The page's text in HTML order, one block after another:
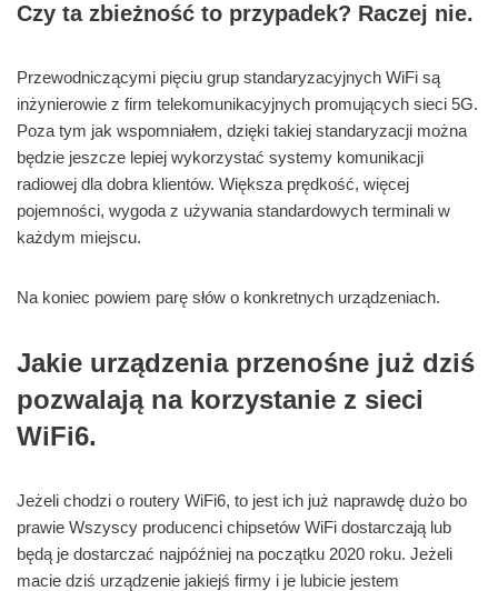
Czy ta zbieżność to przypadek? Raczej nie.
Przewodniczącymi pięciu grup standaryzacyjnych WiFi są
inżynierowie z firm telekomunikacyjnych promujących sieci 5G.
Poza tym jak wspomniałem, dzięki takiej standaryzacji można
będzie jeszcze lepiej wykorzystać systemy komunikacji
radiowej dla dobra klientów. Większa prędkość, więcej
pojemności, wygoda z używania standardowych terminali w
każdym miejscu.
Na koniec powiem parę słów o konkretnych urządzeniach.
Jakie urządzenia przenośne już dziś
pozwalają na korzystanie z sieci
WiFi6.
Jeżeli chodzi o routery WiFi6, to jest ich już naprawdę dużo bo
prawie Wszyscy producenci chipsetów WiFi dostarczają lub
będą je dostarczać najpóźniej na początku 2020 roku. Jeżeli
macie dziś urządzenie jakiejś firmy i je lubicie jestem